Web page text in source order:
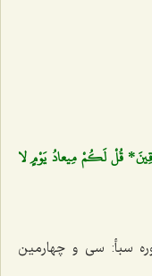
قُلْ لَكُمْ مِيعادُ يَوْمٍ لا
سبأ: سى و چهارمین